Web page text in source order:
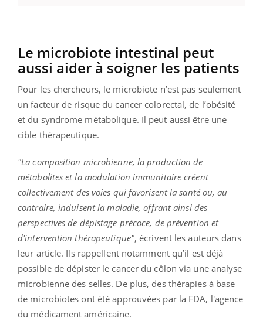
Le microbiote intestinal peut
aussi aider à soigner les patients
Pour les chercheurs, le microbiote n’est pas seulement
un facteur de risque du cancer colorectal, de l’obésité
et du syndrome métabolique. Il peut aussi être une
cible thérapeutique.
"La composition microbienne, la production de
métabolites et la modulation immunitaire créent
collectivement des voies qui favorisent la santé ou, au
contraire, induisent la maladie, offrant ainsi des
perspectives de dépistage précoce, de prévention et
d'intervention thérapeutique", écrivent les auteurs dans
leur article. Ils rappellent notamment qu’il est déjà
possible de dépister le cancer du côlon via une analyse
microbienne des selles. De plus, des thérapies à base
de microbiotes ont été approuvées par la FDA, l'agence
du médicament américaine.